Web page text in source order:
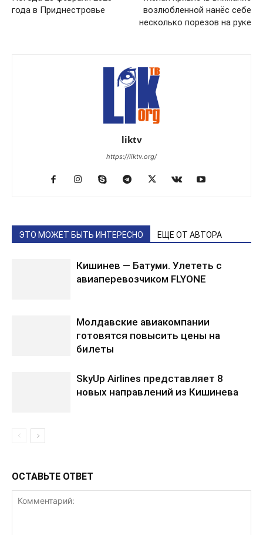
года в Приднестровье
возлюбленной нанёс себе
несколько порезов на руке
liktv
https://liktv.org/
ЭТО МОЖЕТ БЫТЬ ИНТЕРЕСНО ЕЩЕ ОТ АВТОРА
Кишинев — Батуми. Улететь с
авиаперевозчиком FLYONE
Молдавские авиакомпании
готовятся повысить цены на
билеты
SkyUp Airlines представляет 8
новых направлений из Кишинева
ОСТАВЬТЕ ОТВЕТ